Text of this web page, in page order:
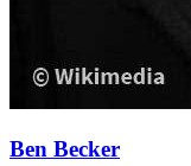
Ben Becker